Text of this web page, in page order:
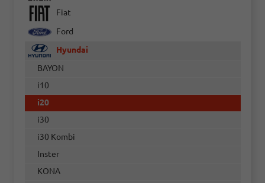
Fiat
Ford
Hyundai
BAYON
i10
i20
i30
i30 Kombi
Inster
KONA